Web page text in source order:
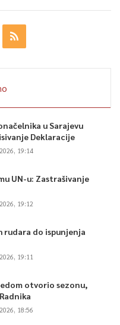
u Sarajevu
Deklaracije
19:14
UN-u: Zastrašivanje
19:12
rudara do ispunjenja
19:11
otvorio sezonu,
18:56